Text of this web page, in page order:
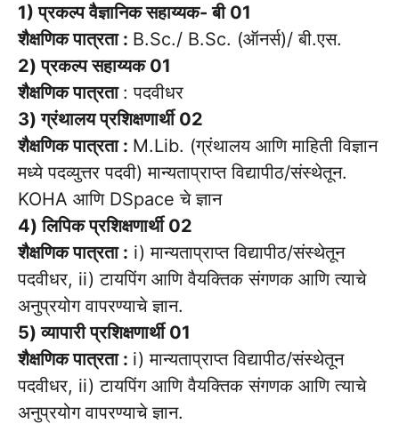
1) प्रकल्प वैज्ञानिक सहाय्यक- बी 01
शैक्षणिक पात्रता : B.Sc./ B.Sc. (ऑनर्स)/ बी.एस.
2) प्रकल्प सहाय्यक 01
शैक्षणिक पात्रता : पदवीधर
3) ग्रंथालय प्रशिक्षणार्थी 02
शैक्षणिक पात्रता : M.Lib. (ग्रंथालय आणि माहिती विज्ञान
मध्ये पदव्युत्तर पदवी) मान्यताप्राप्त विद्यापीठ/संस्थेतून.
KOHA आणि DSpace चे ज्ञान
4) लिपिक प्रशिक्षणार्थी 02
शैक्षणिक पात्रता : i) मान्यताप्राप्त विद्यापीठ/संस्थेतून
पदवीधर, ii) टायपिंग आणि वैयक्तिक संगणक आणि त्याचे
अनुप्रयोग वापरण्याचे ज्ञान.
5) व्यापारी प्रशिक्षणार्थी 01
शैक्षणिक पात्रता : i) मान्यताप्राप्त विद्यापीठ/संस्थेतून
पदवीधर, ii) टायपिंग आणि वैयक्तिक संगणक आणि त्याचे
अनुप्रयोग वापरण्याचे ज्ञान.